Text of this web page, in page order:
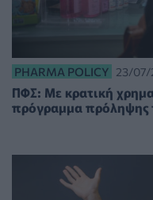
PHARMA POLICY 23/07/
ΠΦΣ: Με κρατική
πρόγραμμα πρόληψης